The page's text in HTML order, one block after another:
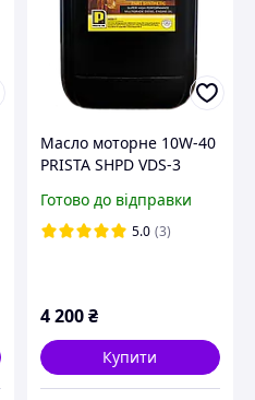
Масло моторне 10W-40
PRISTA SHPD VDS-3
для вантажних авто та
спецтехніки
Готово до відправки
5.0 (3)
4 200₴
Купити